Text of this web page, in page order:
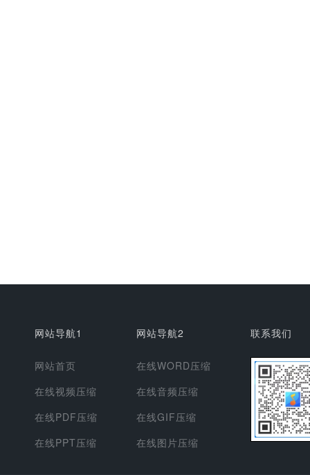
网站导航1
网站首页
在线视频压缩
在线PDF压缩
在线PPT压缩
网站导航2
在线WORD压缩
在线音频压缩
在线GIF压缩
在线图片压缩
联系我们